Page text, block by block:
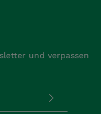
und verpassen